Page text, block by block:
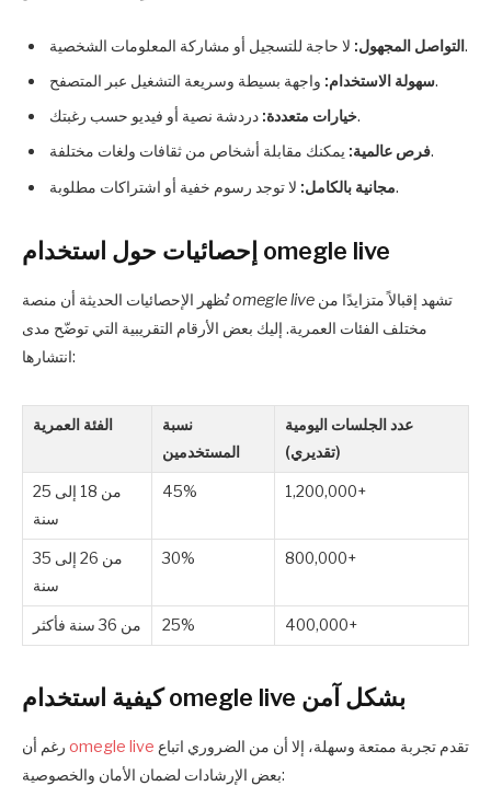
التواصل المجهول:لا حاجة للتسجيل أو مشاركة المعلومات الشخصية.
سهولة الاستخدام:واجهة بسيطة وسريعة التشغيل عبر المتصفح.
خيارات متعددة:دردشة نصية أو فيديو حسب رغبتك.
فرص عالمية:يمكنك مقابلة أشخاص من ثقافات ولغات مختلفة.
مجانية بالكامل:لا توجد رسوم خفية أو اشتراكات مطلوبة.
إحصائيات حول استخدام omegle live
تُظهر الإحصائيات الحديثة أن منصةomegle live
مختلف الفئات العمرية. إليك بعض الأرقام التقريبية التي توضّح مدى
انتشارها:
الفئة العمرية
نسبة
المستخدمين
عدد الجلسات اليومية
(تقديري)
من 18 إلى 25
سنة
45% 1,200,000+
من 26 إلى 35
سنة
30% 800,000+
من 36 سنة فأكثر 25% 400,000+
كيفية استخدام omegle live بشكل آمن
omegle live
بعض الإرشادات لضمان الأمان والخصوصية: